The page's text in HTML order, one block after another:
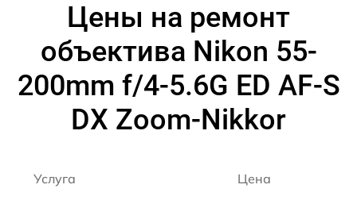
Цены на ремонт
объектива Nikon 55-
200mm f/4-5.6G ED AF-S
DX Zoom-Nikkor
Услуга Цена